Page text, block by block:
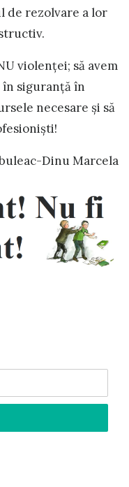
de rezolvare a lor
violenței; să avem
în siguranță în
necesare și să
Dinu Marcela